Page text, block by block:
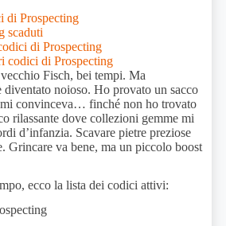
di Prospecting
scaduti
di Prospecting
codici di Prospecting
Fisch, bei tempi. Ma
noioso. Ho provato un sacco
convinceva… finché non ho trovato
rilassante dove collezioni gemme mi
d’infanzia. Scavare pietre preziose
Grincare va bene, ma un piccolo boost
ecco la lista dei codici attivi: